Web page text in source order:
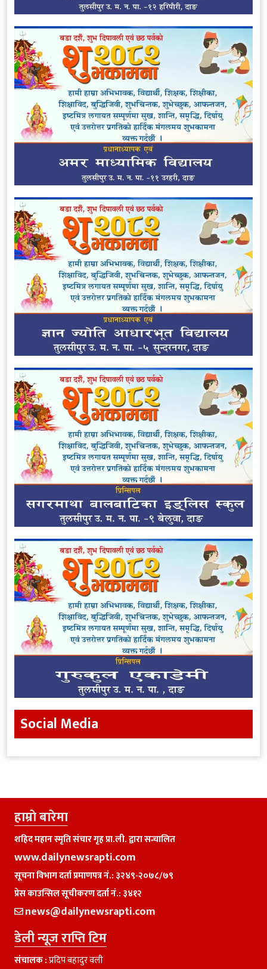
Social Media
हाम्राे बारेमा
शहिद महान स्मृति संचार गृह प्रा.ली. द्वारा सन्चालित
www.dailynewsrapti.com
सूचना विभाग दर्ता प्रमाणपत्र नं.: ३२४९-२०७८/७९
प्रेस काउन्सिल सूचीकरण दर्ता नं.: ३४१२
news@dailynewsrapti.com
डेली न्यूज राप्ति टिम
संचालक :प्रदिप बहादुर वली